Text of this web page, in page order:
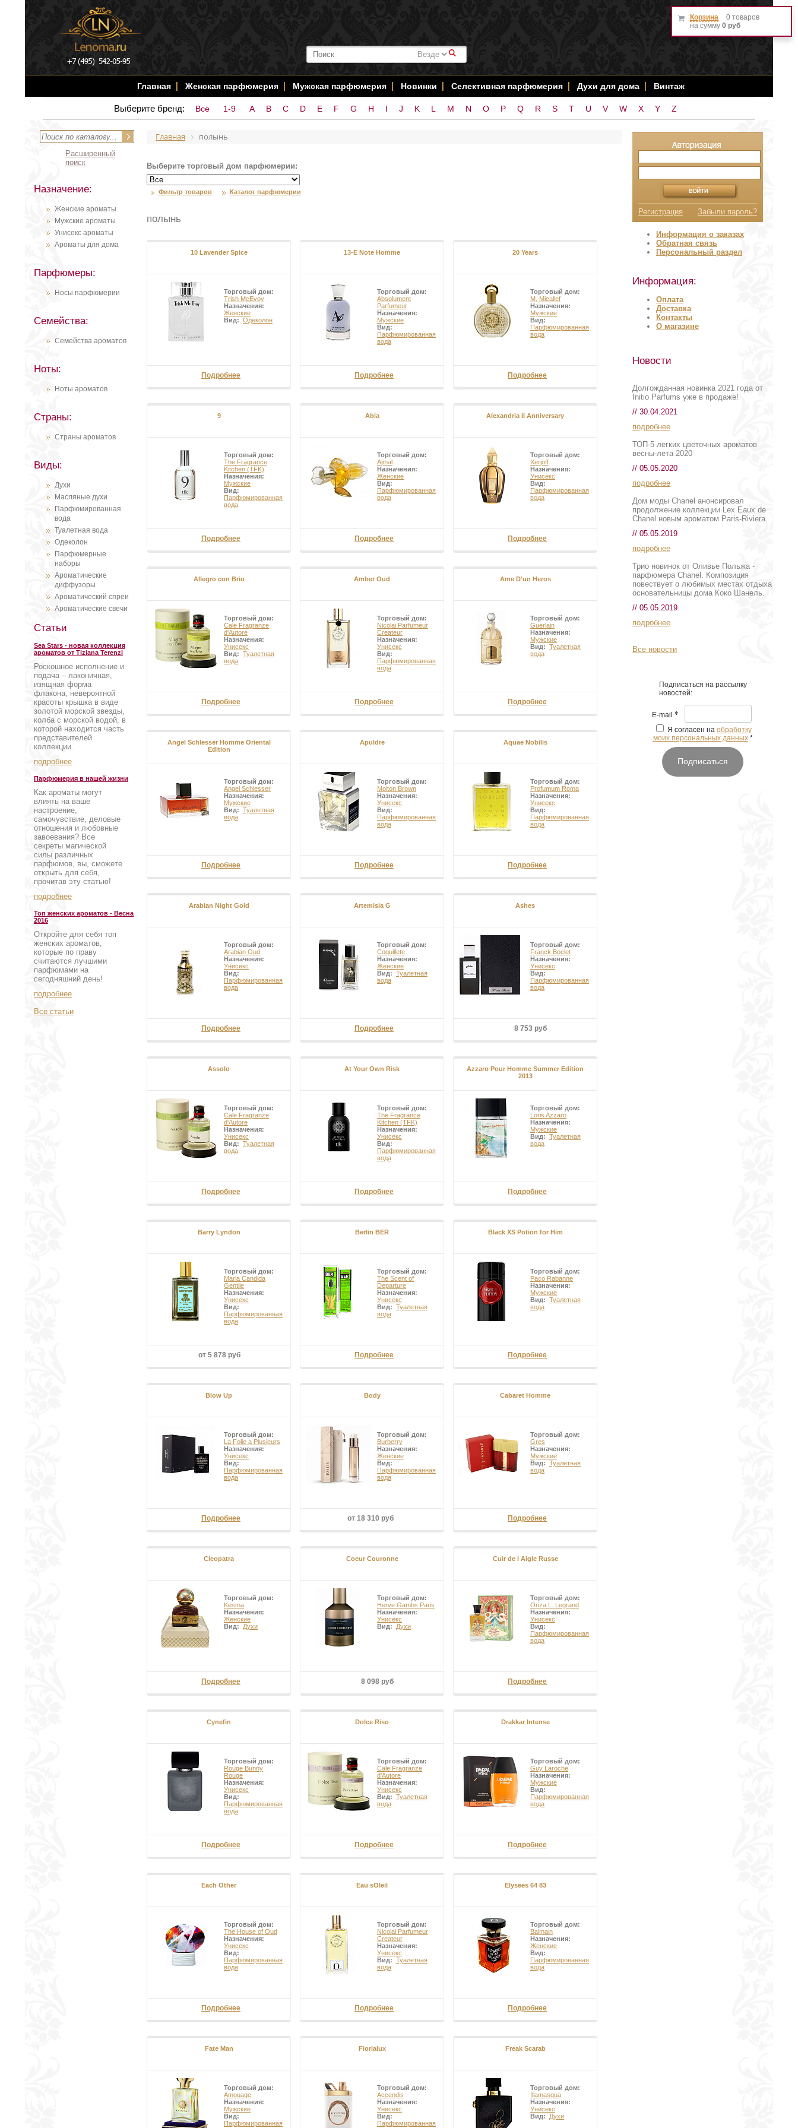
#
Главная Женская парфюмерия Мужская парфюмерия Новинки Селективная парфюмерия Духи для дома Винтаж
Выберите бренд: Все 1-9 A B C D E F G H I J K L M N O P Q R S T U V W X Y Z
Расширенный
поиск
Назначение:
Женские ароматы
Мужские ароматы
Унисекс ароматы
Ароматы для дома
Парфюмеры:
Носы парфюмерии
Семейства:
Семейства ароматов
Ноты:
Ноты ароматов
Страны:
Страны ароматов
Виды:
Духи
Масляные духи
Парфюмированная
вода
Туалетная вода
Одеколон
Парфюмерные
наборы
Ароматические
диффузоры
Ароматический спреи
Ароматические свечи
Статьи
Sea Stars - новая коллекция
ароматов от Tiziana Terenzi
Роскошное исполнение и
подача – лаконичная,
изящная форма
флакона, невероятной
красоты крышка в виде
золотой морской звезды,
колба с морской водой, в
которой находится часть
представителей
коллекции.
подробнее
Парфюмерия в нашей жизни
Как ароматы могут
влиять на ваше
настроение,
самочувствие, деловые
отношения и любовные
завоевания? Все
секреты магической
силы различных
парфюмов, вы, сможете
открыть для себя,
прочитав эту статью!
подробнее
Топ женских ароматов - Весна
2016
Откройте для себя топ
женских ароматов,
которые по праву
считаются лучшими
парфюмами на
сегодняшний день!
подробнее
Все статьи
Главная полынь
Выберите торговый дом парфюмерии:
Фильтр товаров Каталог парфюмерии
полынь
10 Lavender Spice
Торговый дом:
Trish McEvoy
Назначения:
Женские
Вид: Одеколон
Подробнее
13-E Note Homme
Торговый дом:
Absolument
Parfumeur
Назначения:
Мужские
Вид:
Парфюмированная
вода
Подробнее
20 Years
Торговый дом:
M. Micallef
Назначения:
Мужские
Вид:
Парфюмированная
вода
Подробнее
9
Торговый дом:
The Fragrance
Kitchen (TFK)
Назначения:
Мужские
Вид:
Парфюмированная
вода
Подробнее
Abia
Торговый дом:
Ajmal
Назначения:
Женские
Вид:
Парфюмированная
вода
Подробнее
Alexandria II Anniversary
Торговый дом:
Xerjoff
Назначения:
Унисекс
Вид:
Парфюмированная
вода
Подробнее
Allegro con Brio
Торговый дом:
Cale Fragranze
d'Autore
Назначения:
Унисекс
Вид: Туалетная
вода
Подробнее
Amber Oud
Торговый дом:
Nicolai Parfumeur
Createur
Назначения:
Унисекс
Вид:
Парфюмированная
вода
Подробнее
Ame D'un Heros
Торговый дом:
Guerlain
Назначения:
Мужские
Вид: Туалетная
вода
Подробнее
Angel Schlesser Homme Oriental
Edition
Торговый дом:
Angel Schlesser
Назначения:
Мужские
Вид: Туалетная
вода
Подробнее
Apuldre
Торговый дом:
Molton Brown
Назначения:
Унисекс
Вид:
Парфюмированная
вода
Подробнее
Aquae Nobilis
Торговый дом:
Profumum Roma
Назначения:
Унисекс
Вид:
Парфюмированная
вода
Подробнее
Arabian Night Gold
Торговый дом:
Arabian Oud
Назначения:
Унисекс
Вид:
Парфюмированная
вода
Подробнее
Artemisia G
Торговый дом:
Coquillete
Назначения:
Женские
Вид: Туалетная
вода
Подробнее
Ashes
Торговый дом:
Franck Boclet
Назначения:
Унисекс
Вид:
Парфюмированная
вода
8 753 руб
Assolo
Торговый дом:
Cale Fragranze
d'Autore
Назначения:
Унисекс
Вид: Туалетная
вода
Подробнее
At Your Own Risk
Торговый дом:
The Fragrance
Kitchen (TFK)
Назначения:
Унисекс
Вид:
Парфюмированная
вода
Подробнее
Azzaro Pour Homme Summer Edition
2013
Торговый дом:
Loris Azzaro
Назначения:
Мужские
Вид: Туалетная
вода
Подробнее
Barry Lyndon
Торговый дом:
Maria Candida
Gentile
Назначения:
Унисекс
Вид:
Парфюмированная
вода
от 5 878 руб
Berlin BER
Торговый дом:
The Scent of
Departure
Назначения:
Унисекс
Вид: Туалетная
вода
Подробнее
Black XS Potion for Him
Торговый дом:
Paco Rabanne
Назначения:
Мужские
Вид: Туалетная
вода
Подробнее
Blow Up
Торговый дом:
La Folie a Plusieurs
Назначения:
Унисекс
Вид:
Парфюмированная
вода
Подробнее
Body
Торговый дом:
Burberry
Назначения:
Женские
Вид:
Парфюмированная
вода
от 18 310 руб
Cabaret Homme
Торговый дом:
Gres
Назначения:
Мужские
Вид: Туалетная
вода
Подробнее
Cleopatra
Торговый дом:
Kesma
Назначения:
Женские
Вид: Духи
Подробнее
Coeur Couronne
Торговый дом:
Herve Gambs Paris
Назначения:
Унисекс
Вид: Духи
8 098 руб
Cuir de l Aigle Russe
Торговый дом:
Oriza L. Legrand
Назначения:
Унисекс
Вид:
Парфюмированная
вода
Подробнее
Cynefin
Торговый дом:
Rouge Bunny
Rouge
Назначения:
Унисекс
Вид:
Парфюмированная
вода
Подробнее
Dolce Riso
Торговый дом:
Cale Fragranze
d'Autore
Назначения:
Унисекс
Вид: Туалетная
вода
Подробнее
Drakkar Intense
Торговый дом:
Guy Laroche
Назначения:
Мужские
Вид:
Парфюмированная
вода
Подробнее
Each Other
Торговый дом:
The House of Oud
Назначения:
Унисекс
Вид:
Парфюмированная
вода
Подробнее
Eau sOleil
Торговый дом:
Nicolai Parfumeur
Createur
Назначения:
Унисекс
Вид: Туалетная
вода
Подробнее
Elysees 64 83
Торговый дом:
Balmain
Назначения:
Женские
Вид:
Парфюмированная
вода
Подробнее
Fate Man
Торговый дом:
Amouage
Назначения:
Мужские
Вид:
Парфюмированная
Fiorialux
Торговый дом:
Accendis
Назначения:
Унисекс
Вид:
Парфюмированная
Freak Scarab
Торговый дом:
Illamasqua
Назначения:
Унисекс
Вид: Духи
Корзина
0 товаров
на сумму 0 руб
Регистрация Забыли пароль?
Информация о заказах
Обратная связь
Персональный раздел
Информация:
Оплата
Доставка
Контакты
О магазине
Новости
Долгожданная новинка 2021 года от
Initio Parfums уже в продаже!
// 30.04.2021
подробнее
ТОП-5 легких цветочных ароматов
весны-лета 2020
// 05.05.2020
подробнее
Дом моды Chanel анонсировал
продолжение коллекции Lex Eaux de
Chanel новым ароматом Paris-Riviera.
// 05.05.2019
подробнее
Трио новинок от Оливье Польжа -
парфюмера Chanel. Композиция
повествует о любимых местах отдыха
основательницы дома Коко Шанель.
// 05.05.2019
подробнее
Все новости
Подписаться на рассылку
новостей:
E-mail *
Я согласен на обработку
моих персональных данных *
Подписаться